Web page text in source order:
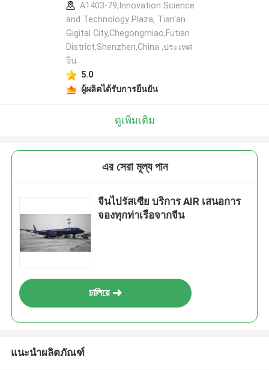
A1403-79,Innovation Science
and Technology Plaza, Tian'an
Gigital City,Chegongmiao,Futian
District,Shenzhen,China ,ประเทศ
จีน
5.0
ผู้ผลิตได้รับการยืนยัน
ดูเพิ่มเติม
এর সেরা মূল্য পান
จีนไปรัสเซีย บริการ AIR เสนอการ
จองทุกท่าเรือจากจีน
চালিয়ে
แนะนำผลิตภัณฑ์